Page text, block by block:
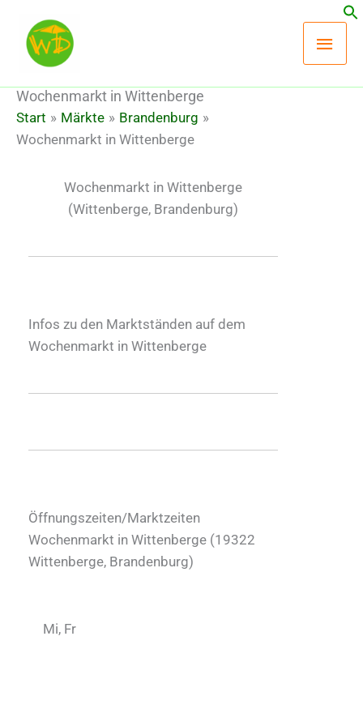
Inhalt
springen
Wochenmarkt in Wittenberge
Start Märkte
Brandenburg
Wochenmarkt in Wittenberge
Wochenmarkt in Wittenberge
(Wittenberge, Brandenburg)
Infos zu den Marktständen auf dem
Wochenmarkt in Wittenberge
Öffnungszeiten/Marktzeiten
Wochenmarkt in Wittenberge (19322
Wittenberge, Brandenburg)
Mi, Fr